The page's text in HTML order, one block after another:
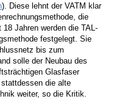
). Diese lehnt der VATM klar
die
Jahren werden die TAL-
festgelegt. Sie
bis zum
solle der Neubau des
Glasfaser
die alte
weiter, so die Kritik.